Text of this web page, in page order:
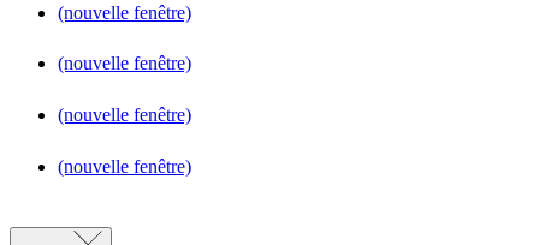
(nouvelle fenêtre)
(nouvelle fenêtre)
(nouvelle fenêtre)
(nouvelle fenêtre)